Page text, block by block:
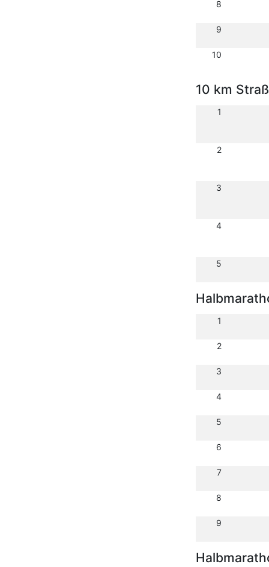
8
9
10
10 km
1
2
3
4
5
1
2
3
4
5
6
7
8
9